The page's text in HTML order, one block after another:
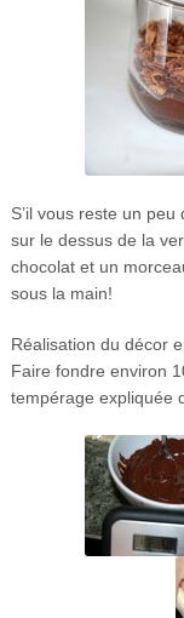
S’il vous reste un
sur le dessus de la
chocolat et un
sous la main!
Réalisation du décor
Faire fondre environ
tempérage expliquée